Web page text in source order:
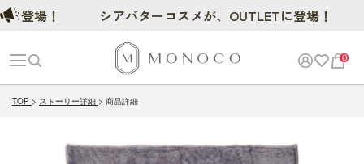
0
TOP ストーリー詳細 商品詳細
！ シアバターコスメが、OUTLETに登場！